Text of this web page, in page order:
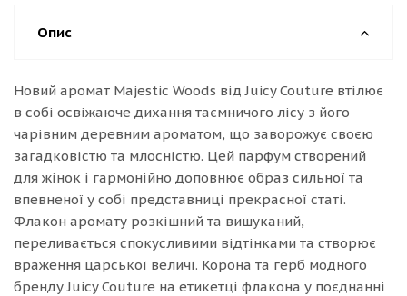
Опис
Новий аромат Majestic Woods від Juicy Couture втілює
в собі освіжаюче дихання таємничого лісу з його
чарівним деревним ароматом, що заворожує своєю
загадковістю та млосністю. Цей парфум створений
для жінок і гармонійно доповнює образ сильної та
впевненої у собі представниці прекрасної статі.
Флакон аромату розкішний та вишуканий,
переливається спокусливими відтінками та створює
враження царської величі. Корона та герб модного
бренду Juicy Couture на етикетці флакона у поєднанні